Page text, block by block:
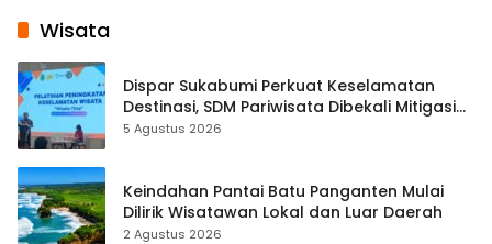
Wisata
Dispar Sukabumi Perkuat Keselamatan
Destinasi, SDM Pariwisata Dibekali Mitigasi
hingga Teknik Evakuasi
5 Agustus 2026
Keindahan Pantai Batu Panganten Mulai
Dilirik Wisatawan Lokal dan Luar Daerah
2 Agustus 2026